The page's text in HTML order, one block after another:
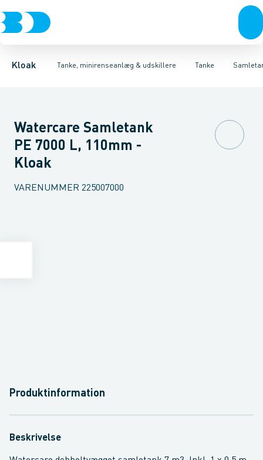
Kloak Tanke, minirenseanlæg & udskillere
Rør & fittingsBrøndeBrøndgodsLinjeafvandingTanke,
Tanke
Udskillere Tanke Tilbehør til tankeMini renseanlæg
Bundfældnings tanke, tryknedsivningBundfældnings tanke,
Watercare Samletank
PE 7000 L, 110mm -
Kloak
VARENUMMER 225007000
Produktinformation
Beskrivelse